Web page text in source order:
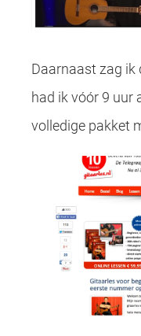
Daarnaast zag ik
had ik vóór 9 uur
volledige pakket